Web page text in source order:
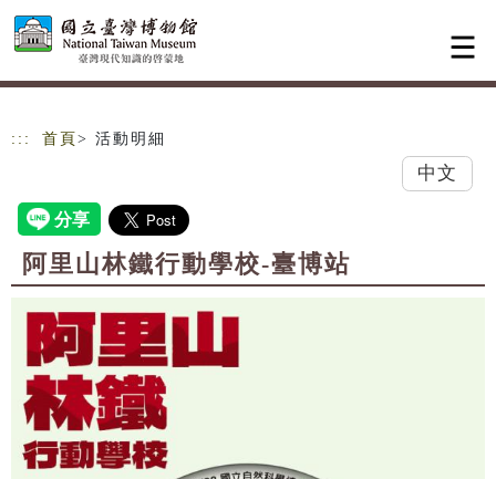
跳到主要內容
網站導覽
::: 首頁 > 活動明細
中文
阿里山林鐵行動學校-臺博站